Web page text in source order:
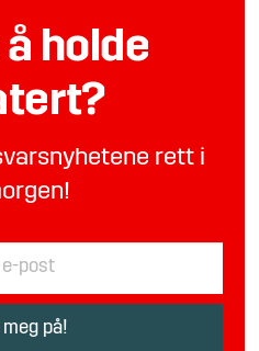
holde
rett i